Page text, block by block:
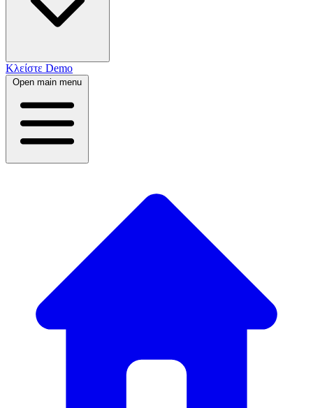
Κλείστε Demo
Open main menu